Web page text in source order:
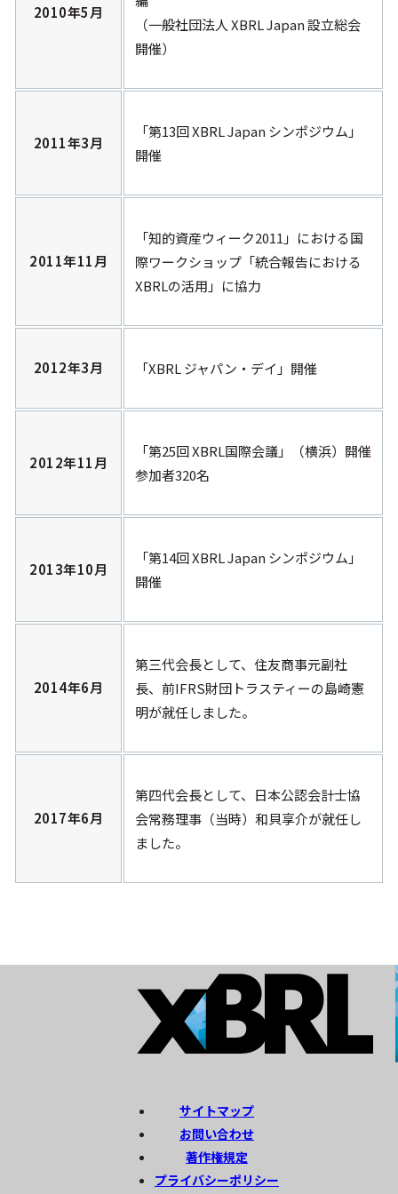
2010年5月
（一般社団法人 XBRL Japan 設立総会
開催）
2011年3月
「第13回 XBRL Japan シンポジウム」
開催
2011年11月
「知的資産ウィーク2011」における国
際ワークショップ「統合報告における
XBRLの活用」に協力
2012年3月 「XBRL ジャパン・デイ」開催
2012年11月
「第25回 XBRL国際会議」（横浜）開催
参加者320名
2013年10月
「第14回 XBRL Japan シンポジウム」
開催
2014年6月
第三代会長として、住友商事元副社
長、前IFRS財団トラスティーの島崎憲
明が就任しました。
2017年6月
第四代会長として、日本公認会計士協
会常務理事（当時）和貝享介が就任し
ました。
サイトマップ
お問い合わせ
著作権規定
プライバシーポリシー